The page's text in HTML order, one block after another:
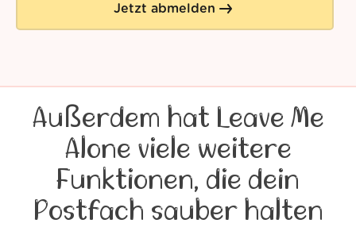
Jetzt abmelden
Außerdem hat Leave Me
Alone viele weitere
Funktionen, die dein
Postfach sauber halten